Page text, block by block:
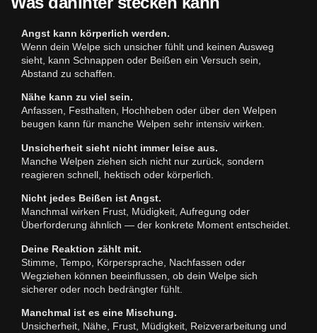
Angst kann körperlich werden.
Wenn dein Welpe sich unsicher fühlt und keinen Ausweg
sieht, kann Schnappen oder Beißen ein Versuch sein,
Abstand zu schaffen.
Nähe kann zu viel sein.
Anfassen, Festhalten, Hochheben oder über den Welpen
beugen kann für manche Welpen sehr intensiv wirken.
Unsicherheit sieht nicht immer leise aus.
Manche Welpen ziehen sich nicht nur zurück, sondern
reagieren schnell, hektisch oder körperlich.
Nicht jedes Beißen ist Angst.
Manchmal wirken Frust, Müdigkeit, Aufregung oder
Überforderung ähnlich — der konkrete Moment entscheidet.
Deine Reaktion zählt mit.
Stimme, Tempo, Körpersprache, Nachfassen oder
Wegziehen können beeinflussen, ob dein Welpe sich
sicherer oder noch bedrängter fühlt.
Manchmal ist es eine Mischung.
Unsicherheit, Nähe, Frust, Müdigkeit, Reizverarbeitung und